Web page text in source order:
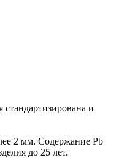
и
2 мм. Содержание Pb
до 25 лет.